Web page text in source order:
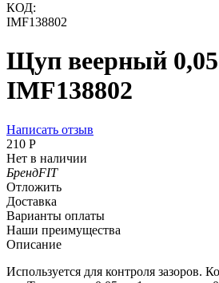
КОД:
IMF138802
Щуп веерный
IMF138802
Написать отзыв
‍210‍ Р
Нет в наличии
БрендFIT
Отложить
Доставка
Варианты оплаты
Наши преимущества
Описание
Используется для контроля зазоров.